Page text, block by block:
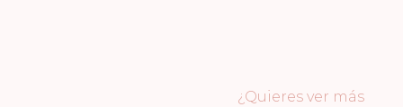
¿Quieres ver más